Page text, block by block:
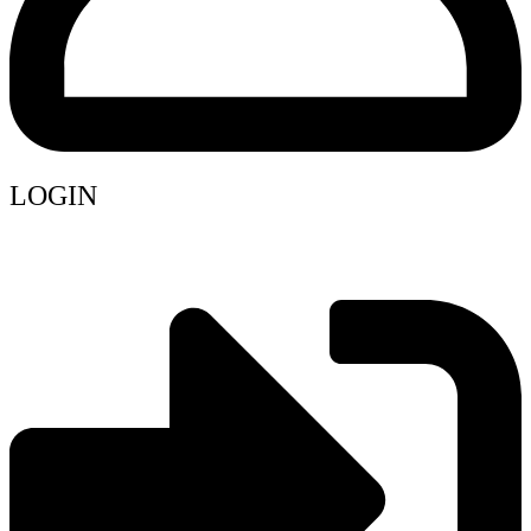
LOGIN